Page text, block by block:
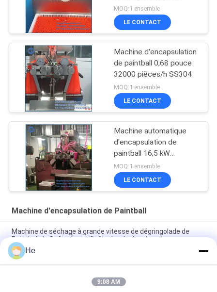
MOQ:1 ensemble
LE CONTACT
Machine d'encapsulation
de paintball 0,68 pouce
32000 pièces/h SS304
MOQ:1 ensemble
LE CONTACT
Machine automatique
d'encapsulation de
paintball 16,5 kW
30000/h Capacité
MOQ:1 ensemble
LE CONTACT
Machine d'encapsulation de Paintball
Machine de séchage à grande vitesse de dégringolade de
Paintball de Softgel pour Softgel ou huiles de poisson
chaîne de production à grande vitesse d'encapsulation de
Paintball de la CE 18000Pcs
Machine molle d'encapsulation de Paintball de pouce 30000/H
He
9:08 AM